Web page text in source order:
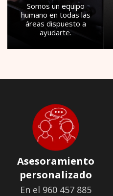
Somos un equipo
humano en todas las
áreas dispuesto a
ayudarte.
Asesoramiento
personalizado
En el 960 457 885